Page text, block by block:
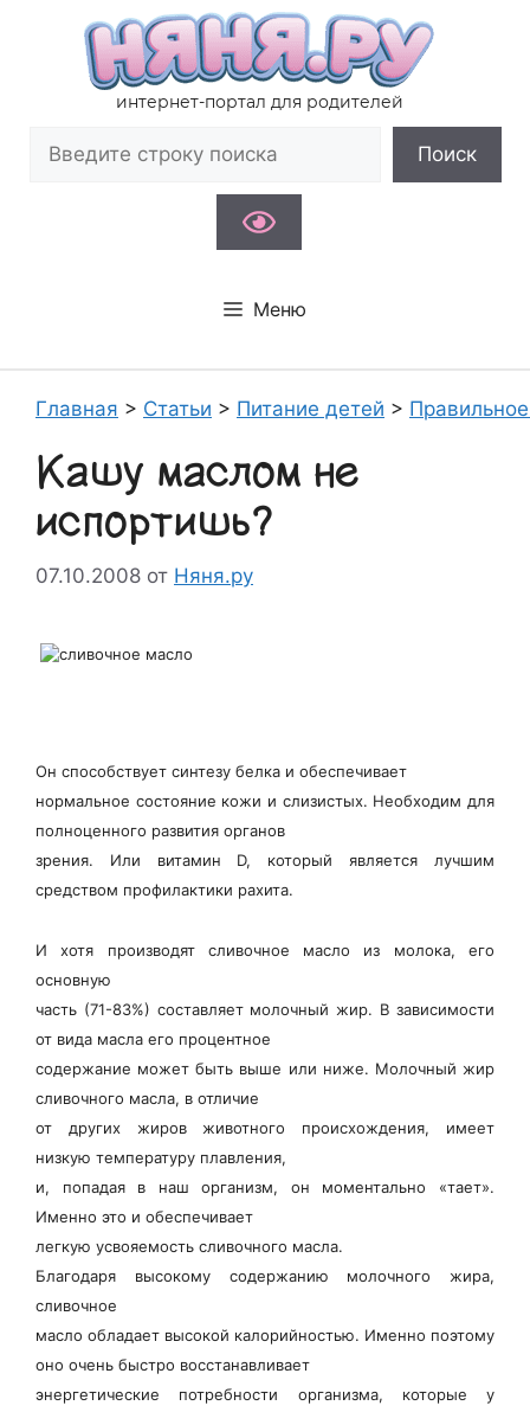
содержимому
интернет-портал для родителей
Поиск
Меню
Главная > Статьи > Питание детей >
Кашу маслом не
испортишь?
07.10.2008 от Няня.ру
Он способствует синтезу белка и обеспечивает
нормальное состояние кожи и слизистых. Необходим для
полноценного развития органов
зрения. Или витамин D, который является лучшим
средством профилактики рахита.
И хотя производят сливочное масло из молока, его
основную
часть (71-83%) составляет молочный жир. В зависимости
от вида масла его процентное
содержание может быть выше или ниже. Молочный жир
сливочного масла, в отличие
от других жиров животного происхождения, имеет
низкую температуру плавления,
и, попадая в наш организм, он моментально «тает».
Именно это и обеспечивает
легкую усвояемость сливочного масла.
Благодаря высокому содержанию молочного жира,
сливочное
масло обладает высокой калорийностью. Именно поэтому
оно очень быстро восстанавливает
энергетические потребности организма, которые у